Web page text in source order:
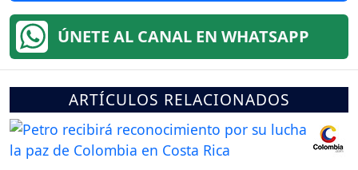
ÚNETE AL CANAL EN WHATSAPP
ARTÍCULOS RELACIONADOS